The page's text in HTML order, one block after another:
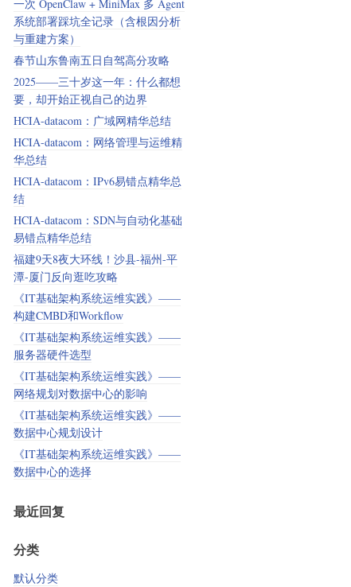
一次 OpenClaw + MiniMax 多 Agent
系统部署踩坑全记录（含根因分析
与重建方案）
春节山东鲁南五日自驾高分攻略
2025——三十岁这一年：什么都想
要，却开始正视自己的边界
HCIA-datacom：广域网精华总结
HCIA-datacom：网络管理与运维精
华总结
HCIA-datacom：IPv6易错点精华总
结
HCIA-datacom：SDN与自动化基础
易错点精华总结
福建9天8夜大环线！沙县-福州-平
潭-厦门反向逛吃攻略
《IT基础架构系统运维实践》——
构建CMBD和Workflow
《IT基础架构系统运维实践》——
服务器硬件选型
《IT基础架构系统运维实践》——
网络规划对数据中心的影响
《IT基础架构系统运维实践》——
数据中心规划设计
《IT基础架构系统运维实践》——
数据中心的选择
最近回复
分类
默认分类